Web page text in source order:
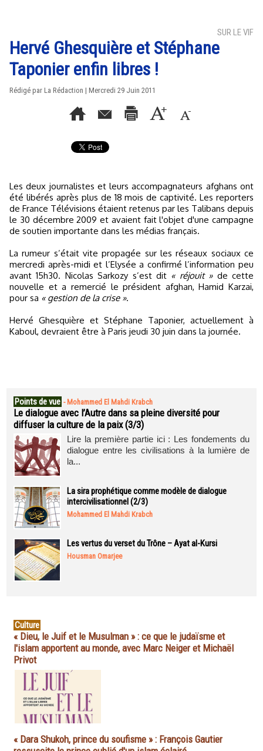
SUR LE VIF
Hervé Ghesquière et Stéphane
Taponier enfin libres !
Rédigé par La Rédaction | Mercredi 29 Juin 2011
Les deux journalistes et leurs accompagnateurs afghans ont
été libérés après plus de 18 mois de captivité. Les reporters
de France Télévisions étaient retenus par les Talibans depuis
le 30 décembre 2009 et avaient fait l'objet d'une campagne
de soutien importante dans les médias français.
La rumeur s’était vite propagée sur les réseaux sociaux ce
mercredi après-midi et l’Elysée a confirmé l’information peu
avant 15h30. Nicolas Sarkozy s’est dit « réjouit »de cette
nouvelle et a remercié le président afghan, Hamid Karzai,
pour sa « gestion de la crise ».
Hervé Ghesquière et Stéphane Taponier, actuellement à
Kaboul, devraient être à Paris jeudi 30 juin dans la journée.
Points de vue - Mohammed El Mahdi Krabch
Le dialogue avec l’Autre dans sa pleine diversité pour
diffuser la culture de la paix (3/3)
Lire la première partie ici : Les fondements du
dialogue entre les civilisations à la lumière de
la...
La sira prophétique comme modèle de dialogue
intercivilisationnel (2/3)
Mohammed El Mahdi Krabch
Les vertus du verset du Trône – Ayat al-Kursi
Housman Omarjee
Culture
« Dieu, le Juif et le Musulman » : ce que le judaïsme et
l'islam apportent au monde, avec Marc Neiger et Michaël
Privot
« Dara Shukoh, prince du soufisme » : François Gautier